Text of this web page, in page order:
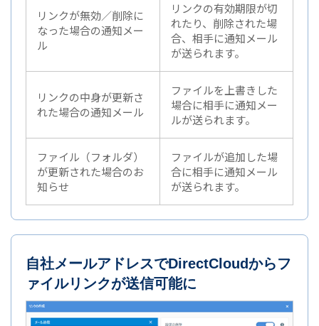
リンクが無効／削除に
なった場合の通知メー
ル
リンクの有効期限が切
れたり、削除された場
合、相手に通知メール
が送られます。
リンクの中身が更新さ
れた場合の通知メール
ファイルを上書きした
場合に相手に通知メー
ルが送られます。
ファイル（フォルダ）
が更新された場合のお
知らせ
ファイルが追加した場
合に相手に通知メール
が送られます。
自社メールアドレスでDirectCloudからフ
ァイルリンクが送信可能に